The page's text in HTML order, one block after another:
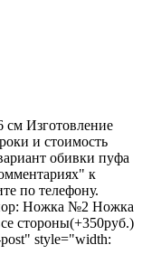
Изготовление
и стоимость
обивки пуфа
к
по телефону.
Ножка №2 Ножка
стороны(+350руб.)
style="width: